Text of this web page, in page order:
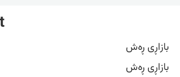
بازاڕی ڕەش
بازاڕی ڕەش